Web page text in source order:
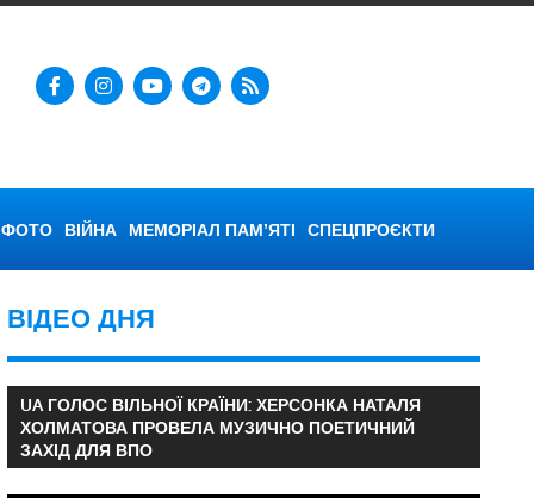
ФОТО ВІЙНА МЕМОРІАЛ ПАМ’ЯТІ СПЕЦПРОЄКТИ
ВІДЕО ДНЯ
UA ГОЛОС ВІЛЬНОЇ КРАЇНИ: ХЕРСОНКА НАТАЛЯ
ХОЛМАТОВА ПРОВЕЛА МУЗИЧНО ПОЕТИЧНИЙ
ЗАХІД ДЛЯ ВПО